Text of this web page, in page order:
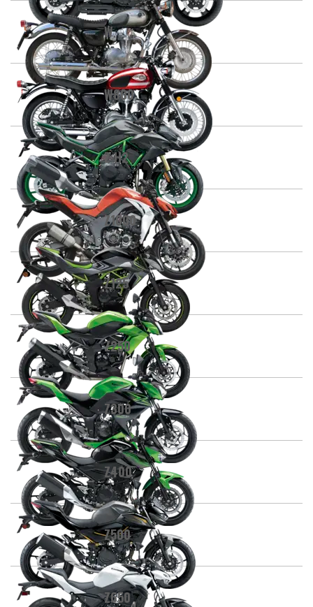
W
W800
Z H2
Z1000
Z125
Z250
Z300
Z400
Z500
Z650